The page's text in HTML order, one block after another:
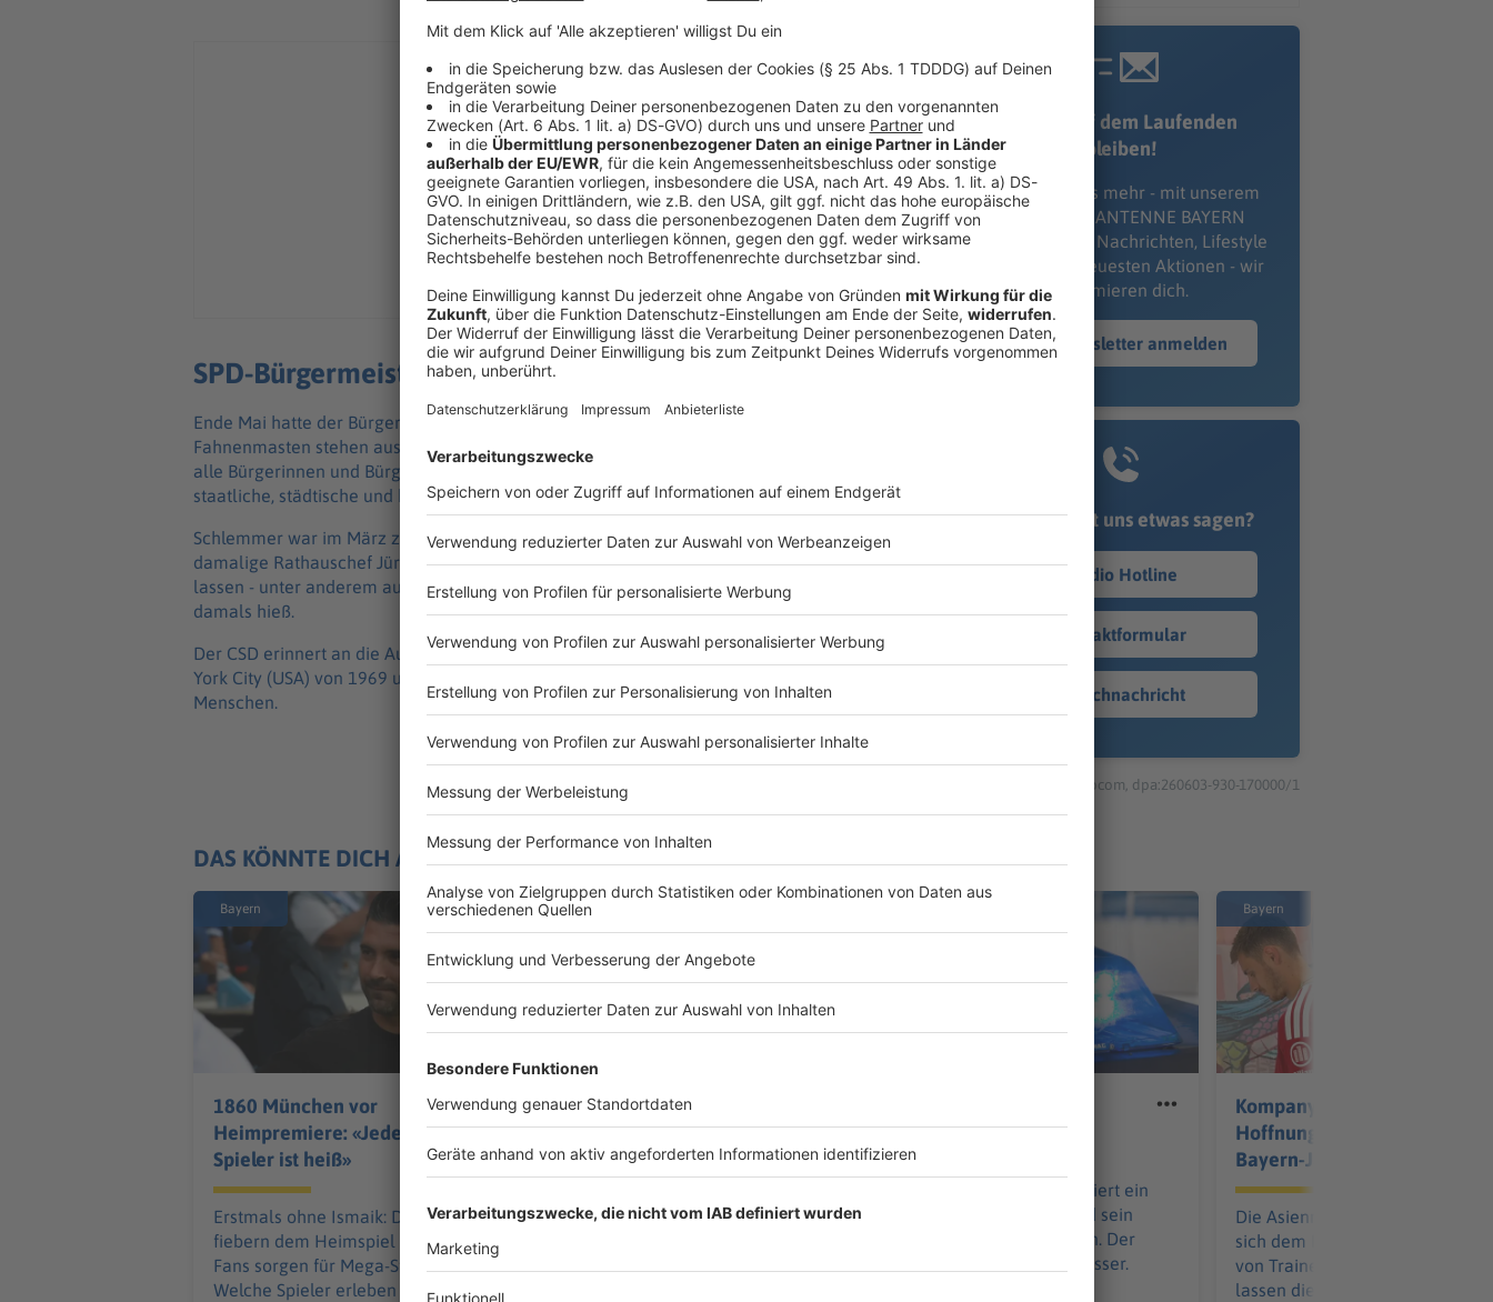
SPD-Bürgermeister zeigte Solidarität
Ende Mai hatte der Bürgermeister gesagt: «Öffentliche Gebäude und zentrale
Fahnenmasten stehen aus meiner Sicht in besonderer Weise für die Gesamtstadt und für
alle Bürgerinnen und Bürger. Deshalb möchte ich die offizielle Beflaggungspraxis auf
staatliche, städtische und besondere hoheitliche Anlässe konzentrieren.»
Schlemmer war im März zum neuen OB der Stadt gewählt worden. Im Vorjahr hatte der
damalige Rathauschef Jürgen Herzing (SPD) noch bewusst die Regenbogenfahne hissen
lassen - unter anderem aus Solidarität mit der ungarischen Hauptstadt Budapest, wie es
damals hieß.
Der CSD erinnert an die Aufstände der queeren Community in der Christopher Street in New
York City (USA) von 1969 und steht für die Sichtbarmachung und Gleichstellung queerer
Menschen.
Immer auf dem Laufenden
bleiben!
Verpass' nichts mehr - mit unserem
kostenlosen ANTENNE BAYERN
Newsletter. Ob Nachrichten, Lifestyle
oder unsere neuesten Aktionen - wir
informieren dich.
Zum Newsletter anmelden
Du möchtest uns etwas sagen?
Studio Hotline
Kontaktformular
Sprachnachricht
© dpa-infocom, dpa:260603-930-170000/1
DAS KÖNNTE DICH AUCH INTERESSIEREN
Bayern
1860 München vor
Heimpremiere: «Jeder
Spieler ist heiß»
Erstmals ohne Ismaik: Die Löwen
fiebern dem Heimspiel entgegen,
Fans sorgen für Mega-Stimmung.
Welche Spieler erleben jetzt ihren
Bayern
Auto stürzt von
Autobahn auf Bahngleise
- drei Tote
Bei einem Unfall auf der A3 werden
Stiefvater mit Messer
Mitten in der Nacht eskaliert ein
Streit: Ein 30-Jähriger und sein
Stiefsohn gehen zu Boden. Der
Jugendliche zückt ein Messer.
Bayern
Kompany weckt
Hoffnungen auf großes
Bayern-Jahr
Die Asienreise des FC Bayern
sich dem Ende entgegen. Die
von Trainer Vincent Kompany
lassen die Fans von einer